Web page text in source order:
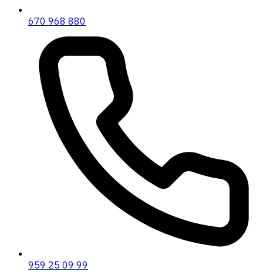
670 968 880
959 25 09 99